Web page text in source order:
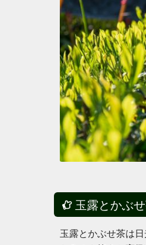
玉露とかぶ
玉露とかぶせ茶は